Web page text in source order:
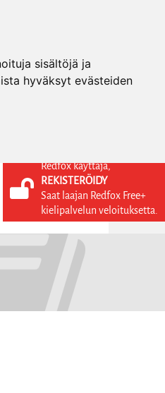
sisältöjä ja
hyväksyt evästeiden
KIRJAUDU SISÄÄN
REKISTERÖIDY
FI
Redfox käyttäjä,
REKISTERÖIDY
Saat laajan Redfox Free+
kielipalvelun veloituksetta.